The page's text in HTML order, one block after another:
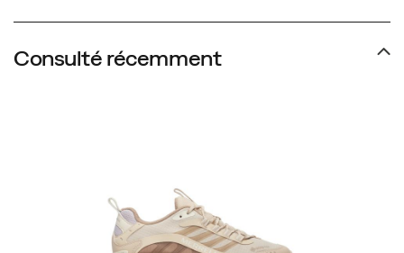
Consulté récemment